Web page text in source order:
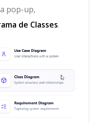
pop-up,
de Classes.